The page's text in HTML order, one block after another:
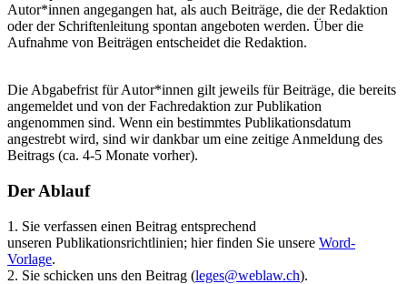
Autor*innen angegangen hat, als auch Beiträge, die der Redaktion
oder der Schriftenleitung spontan angeboten werden. Über die
Aufnahme von Beiträgen entscheidet die Redaktion.
Die Abgabefrist für Autor*innen gilt jeweils für Beiträge, die bereits
angemeldet und von der Fachredaktion zur Publikation
angenommen sind. Wenn ein bestimmtes Publikationsdatum
angestrebt wird, sind wir dankbar um eine zeitige Anmeldung des
Beitrags (ca. 4-5 Monate vorher).
Der Ablauf
1. Sie verfassen einen Beitrag entsprechend
unseren Publikationsrichtlinien; hier finden Sie unsere Word-
Vorlage.
2. Sie schicken uns den Beitrag (leges@weblaw.ch).